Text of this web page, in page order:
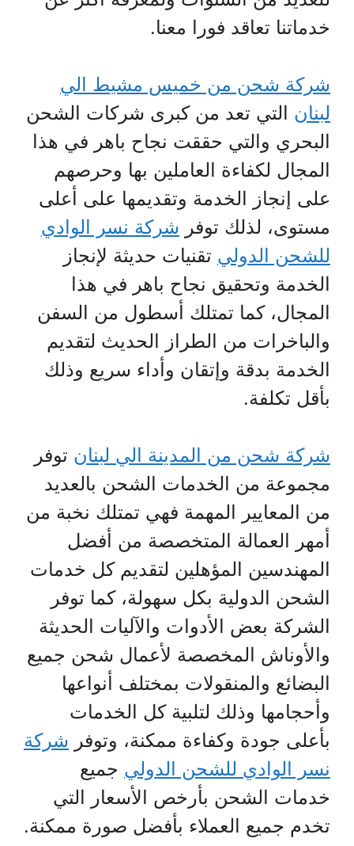
خدماتنا تعاقد فورا معنا.
شركة شحن من خميس مشيط الي
لبنان التي تعد من كبرى شركات الشحن
البحري والتي حققت نجاح باهر في هذا
المجال لكفاءة العاملين بها وحرصهم
على إنجاز الخدمة وتقديمها على أعلى
مستوى، لذلك توفر شركة نسر الوادي
للشحن الدولي تقنيات حديثة لإنجاز
الخدمة وتحقيق نجاح باهر في هذا
المجال، كما تمتلك أسطول من السفن
والباخرات من الطراز الحديث لتقديم
الخدمة بدقة وإتقان وأداء سريع وذلك
بأقل تكلفة.
شركة شحن من المدينة الي لبنان توفر
مجموعة من الخدمات الشحن بالعديد
من المعايير المهمة فهي تمتلك نخبة من
أمهر العمالة المتخصصة من أفضل
المهندسين المؤهلين لتقديم كل خدمات
الشحن الدولية بكل سهولة، كما توفر
الشركة بعض الأدوات والآليات الحديثة
والأوناش المخصصة لأعمال شحن جميع
البضائع والمنقولات بمختلف أنواعها
وأحجامها وذلك لتلبية كل الخدمات
بأعلى جودة وكفاءة ممكنة، وتوفر شركة
نسر الوادي للشحن الدولي جميع
خدمات الشحن بأرخص الأسعار التي
تخدم جميع العملاء بأفضل صورة ممكنة.